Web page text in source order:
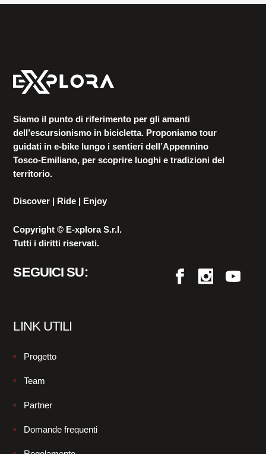
Siamo il punto di riferimento per gli amanti
dell’escursionismo in bicicletta. Proponiamo tour
guidati in e-bike lungo i sentieri dell’Appennino
Tosco-Emiliano, per scoprire luoghi e tradizioni del
territorio.
Discover | Ride | Enjoy
Copyright © E-xplora S.r.l.
Tutti i diritti riservati.
SEGUICI SU:
LINK UTILI
Progetto
Team
Partner
Domande frequenti